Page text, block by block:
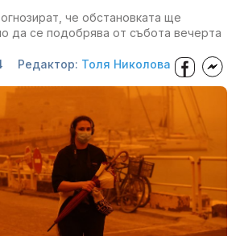
че обстановката ще
да се подобрява от събота вечерта
Редактор: Толя Николова